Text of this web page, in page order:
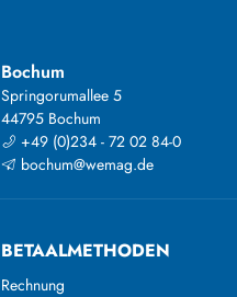
Bochum
Springorumallee 5
44795 Bochum
+49 (0)234 - 72 02 84-0
bochum@wemag.de
BETAALMETHODEN
Rechnung